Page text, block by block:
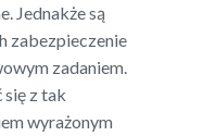
Jednakże są
zabezpieczenie
zadaniem.
się z tak
wyrażonym